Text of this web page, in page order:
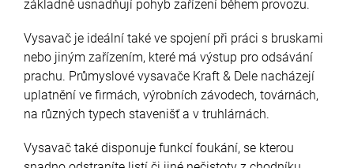
základně usnadňují pohyb zařízení během provozu.
Vysavač je ideální také ve spojení při práci s bruskami
nebo jiným zařízením, které má výstup pro odsávání
prachu. Průmyslové vysavače Kraft & Dele nacházejí
uplatnění ve firmách, výrobních závodech, továrnách,
na různých typech stavenišť a v truhlárnách.
Vysavač také disponuje funkcí foukání, se kterou